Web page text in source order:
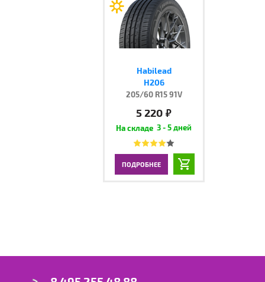
Habilead
H206
205/60 R15 91V
5 220 руб.
3 - 5 дней
ПОДРОБНЕЕ